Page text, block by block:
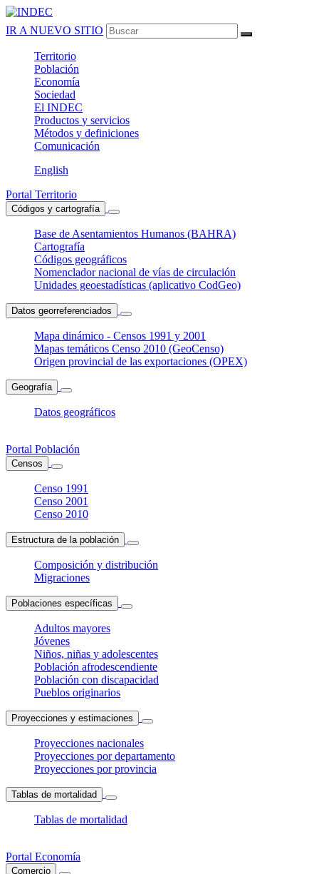
IR A NUEVO SITIO
Territorio
Población
Economía
Sociedad
El INDEC
Productos y servicios
Métodos y definiciones
Comunicación
English
Portal Territorio
Códigos y cartografía
Base de Asentamientos Humanos (BAHRA)
Cartografía
Códigos geográficos
Nomenclador nacional de vías de circulación
Unidades geoestadísticas (aplicativo CodGeo)
Datos georreferenciados
Mapa dinámico - Censos 1991 y 2001
Mapas temáticos Censo 2010 (GeoCenso)
Origen provincial de las exportaciones (OPEX)
Geografía
Datos geográficos
Portal Población
Censos
Censo 1991
Censo 2001
Censo 2010
Estructura de la población
Composición y distribución
Migraciones
Poblaciones específicas
Adultos mayores
Jóvenes
Niños, niñas y adolescentes
Población afrodescendiente
Población con discapacidad
Pueblos originarios
Proyecciones y estimaciones
Proyecciones nacionales
Proyecciones por departamento
Proyecciones por provincia
Tablas de mortalidad
Tablas de mortalidad
Portal Economía
Comercio